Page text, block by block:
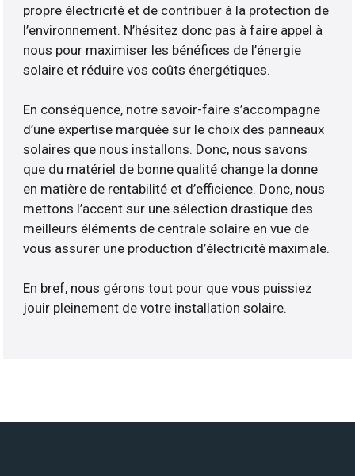
propre électricité et de contribuer à la protection de
l’environnement. N’hésitez donc pas à faire appel à
nous pour maximiser les bénéfices de l’énergie
solaire et réduire vos coûts énergétiques.
En conséquence, notre savoir-faire s’accompagne
d’une expertise marquée sur le choix des panneaux
solaires que nous installons. Donc, nous savons
que du matériel de bonne qualité change la donne
en matière de rentabilité et d’efficience. Donc, nous
mettons l’accent sur une sélection drastique des
meilleurs éléments de centrale solaire en vue de
vous assurer une production d’électricité maximale.
En bref, nous gérons tout pour que vous puissiez
jouir pleinement de votre installation solaire.